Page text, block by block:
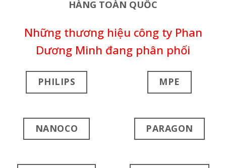
HÀNG TOÀN QUỐC
Những thương hiệu công ty Phan
Dương Minh đang phân phối
PHILIPS MPE
NANOCO PARAGON